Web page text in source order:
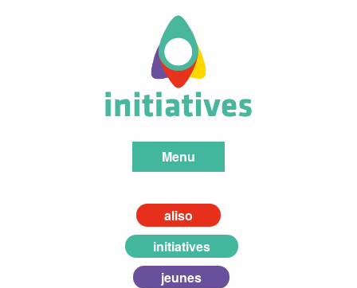
Menu
aliso
initiatives
jeunes